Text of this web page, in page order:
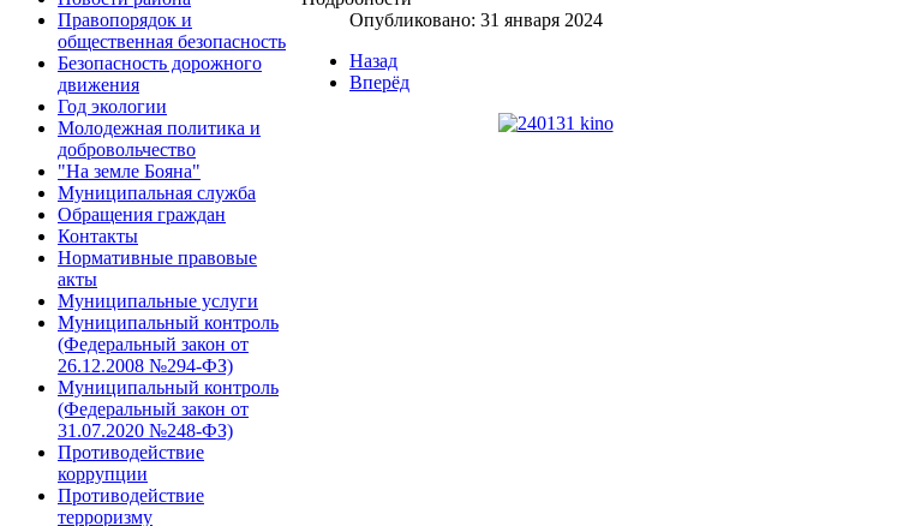
Правопорядок и
общественная безопасность
Безопасность дорожного
движения
Год экологии
Молодежная политика и
добровольчество
"На земле Бояна"
Муниципальная служба
Обращения граждан
Контакты
Нормативные правовые
акты
Муниципальные услуги
Муниципальный контроль
(Федеральный закон от
26.12.2008 №294-ФЗ)
Муниципальный контроль
(Федеральный закон от
31.07.2020 №248-ФЗ)
Противодействие
коррупции
Противодействие
терроризму
Опубликовано: 31 января 2024
Назад
Вперёд